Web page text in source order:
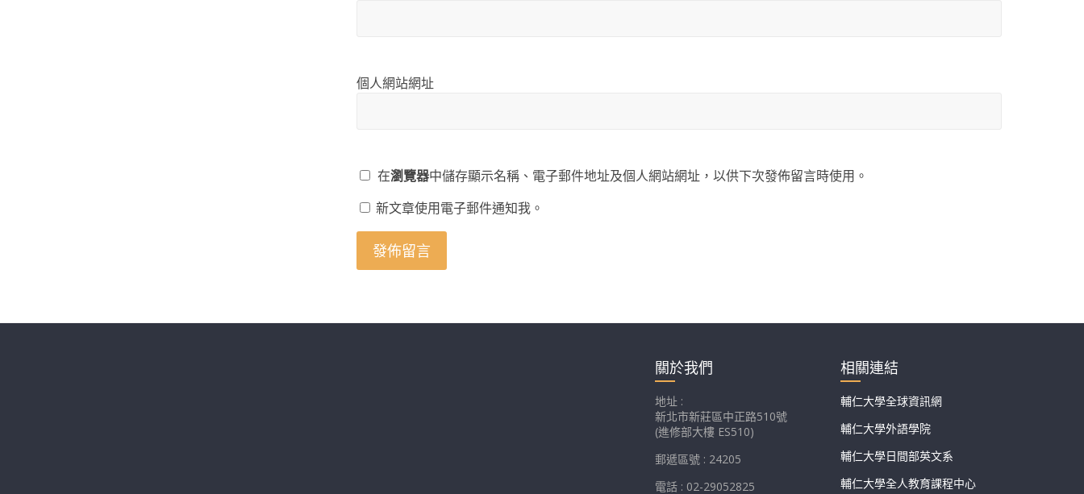
個人網站網址
在瀏覽器中儲存顯示名稱、電子郵件地址及個人網站網址，以供下次發佈留言時使用。
新文章使用電子郵件通知我。
關於我們
地址 :
新北市新莊區中正路510號
(進修部大樓 ES510)
郵遞區號 : 24205
電話 : 02-29052825
相關連結
輔仁大學全球資訊網
輔仁大學外語學院
輔仁大學日間部英文系
輔仁大學全人教育課程中心